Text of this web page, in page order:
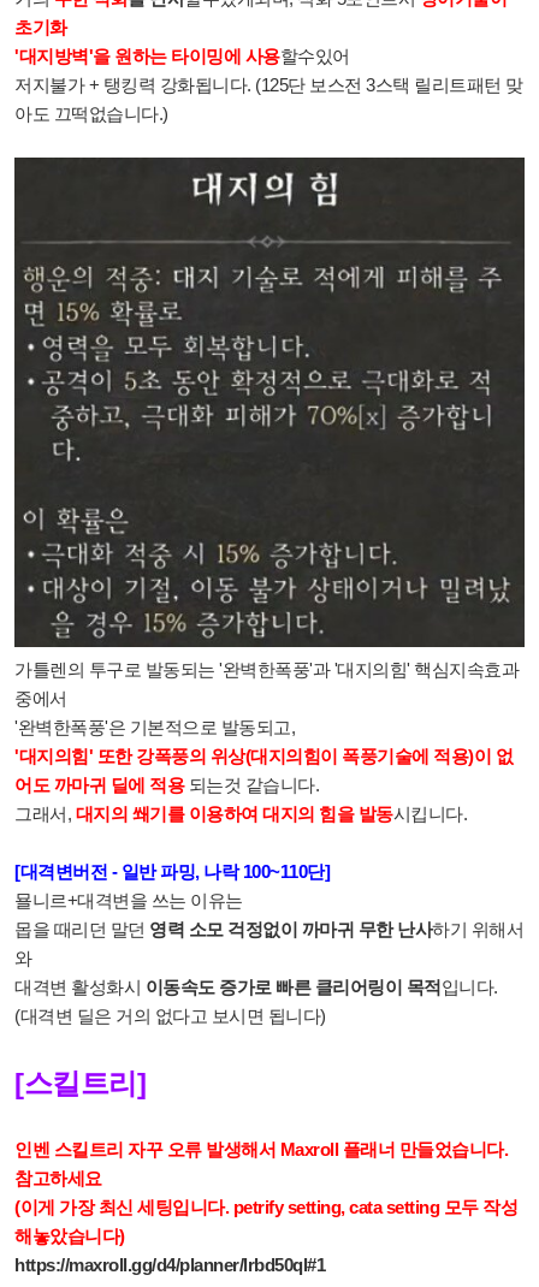
초기화
'대지방벽'을 원하는 타이밍에 사용할수있어
저지불가 + 탱킹력 강화됩니다. (125단 보스전 3스택 릴리트패턴 맞
아도 끄떡없습니다.)
가틀렌의 투구로 발동되는 '완벽한폭풍'과 '대지의힘' 핵심지속효과
중에서
'완벽한폭풍'은 기본적으로 발동되고,
'대지의힘' 또한강폭풍의 위상(대지의힘이 폭풍기술에 적용)이 없
어도 까마귀 딜에 적용되는것 같습니다.
그래서, 대지의 쐐기를 이용하여 대지의 힘을 발동시킵니다.
[대격변버전 - 일반 파밍, 나락 100~110단]
묠니르+대격변을 쓰는 이유는
몹을 때리던 말던 영력 소모 걱정없이 까마귀 무한 난사하기 위해서
와
대격변 활성화시 이동속도 증가로 빠른 클리어링이 목적입니다.
(대격변 딜은 거의 없다고 보시면 됩니다)
[스킬트리]
인벤 스킬트리 자꾸 오류 발생해서 Maxroll 플래너 만들었습니다.
참고하세요
(이게 가장 최신 세팅입니다. petrify setting, cata setting 모두 작성
해놓았습니다)
https://maxroll.gg/d4/planner/lrbd50ql#1